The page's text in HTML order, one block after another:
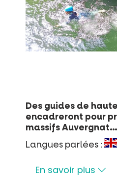
Des guides de
encadreront pour
massifs
Langues parlées :
En savoir plus